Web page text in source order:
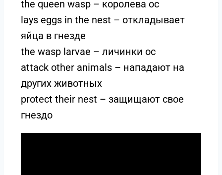
the queen wasp – королева ос
lays eggs in the nest – откладывает
яйца в гнезде
the wasp larvae – личинки ос
attack other animals – нападают на
других животных
protect their nest – защищают свое
гнездо